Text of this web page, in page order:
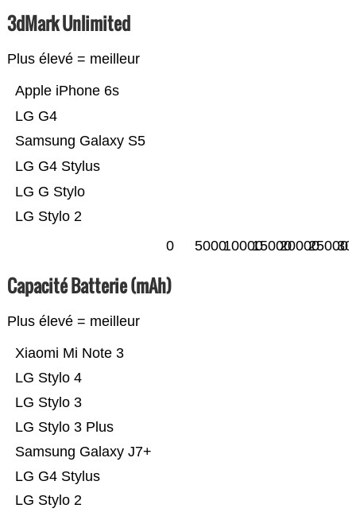
3dMark Unlimited
Plus élevé = meilleur
LG Stylo 2
LG G Stylo
LG G4 Stylus
Samsung Galaxy S5
LG G4
Apple iPhone 6s
0 500010000150002000025000
Capacité Batterie (mAh)
Plus élevé = meilleur
LG Stylo 2
LG G4 Stylus
Samsung Galaxy J7+
LG Stylo 3 Plus
LG Stylo 3
LG Stylo 4
Xiaomi Mi Note 3